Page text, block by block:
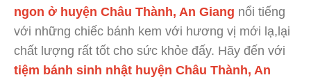
ngon ở huyện Châu Thành, An Giang nổi tiếng
với những chiếc bánh kem với hương vị mới lạ,lại
chất lượng rất tốt cho sức khỏe đấy. Hãy đến với
tiệm bánh sinh nhật huyện Châu Thành, An